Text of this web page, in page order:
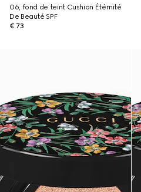
06, fond de teint Cushion Étérnité
De Beauté SPF
€ 73